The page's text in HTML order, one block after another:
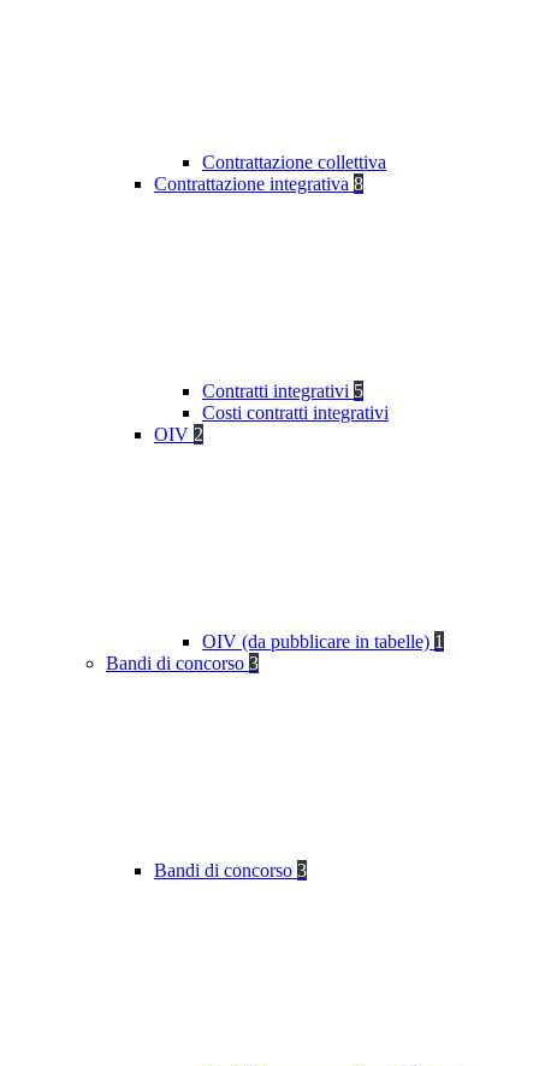
Contrattazione collettiva
Contrattazione integrativa 8
Contratti integrativi 5
Costi contratti integrativi
OIV 2
OIV (da pubblicare in tabelle) 1
Bandi di concorso 3
Bandi di concorso 3